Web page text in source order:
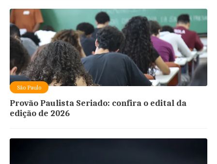
São Paulo
Provão Paulista Seriado: confira o edital da
edição de 2026